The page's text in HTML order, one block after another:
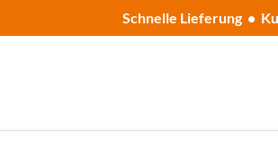
Schnelle Lieferung •